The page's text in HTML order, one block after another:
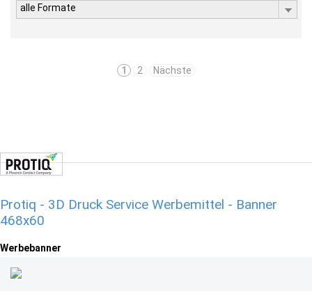
alle Formate
1 2 Nächste
Protiq - 3D Druck Service Werbemittel - Banner
468x60
Werbebanner